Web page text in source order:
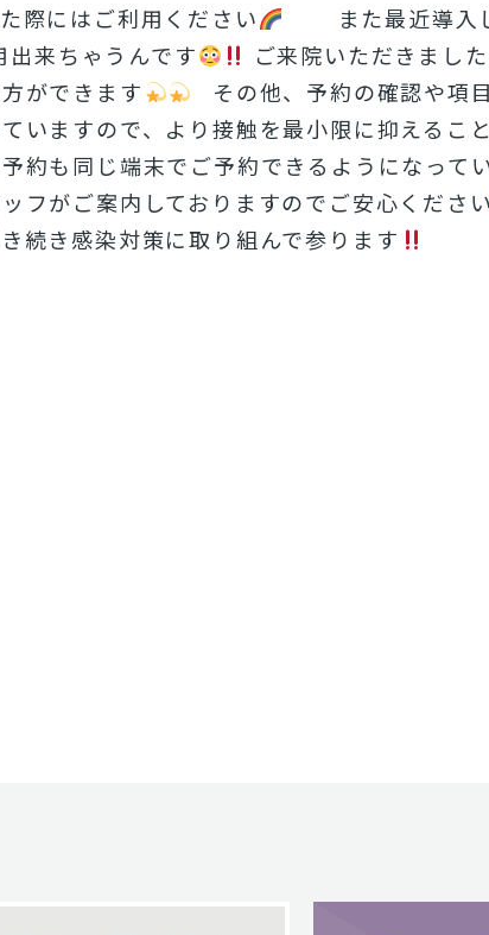
際にはご利用ください
また最近導入
来ちゃうんです
ご来院いただきまし
ができます
その他、予約の確認や項
いますので、より接触を最小限に抑えるこ
約も同じ端末でご予約できるようになって
フがご案内しておりますのでご安心ください
続き感染対策に取り組んで参ります